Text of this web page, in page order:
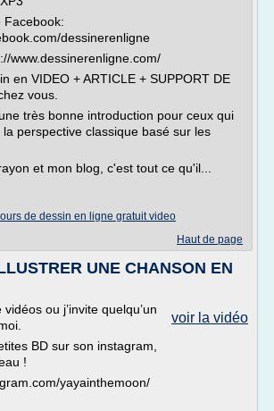
Facebook:
dessinerenligne
www.dessinerenligne.com/
en VIDEO + ARTICLE + SUPPORT DE
vous.
très bonne introduction pour ceux qui
perspective classique basé sur les
et mon blog, c'est tout ce qu'il...
de dessin en ligne gratuit video
Haut de page
UNE CHANSON EN
voir la vidéo
ou j’invite quelqu’un
BD sur son instagram,
!
yayainthemoon/